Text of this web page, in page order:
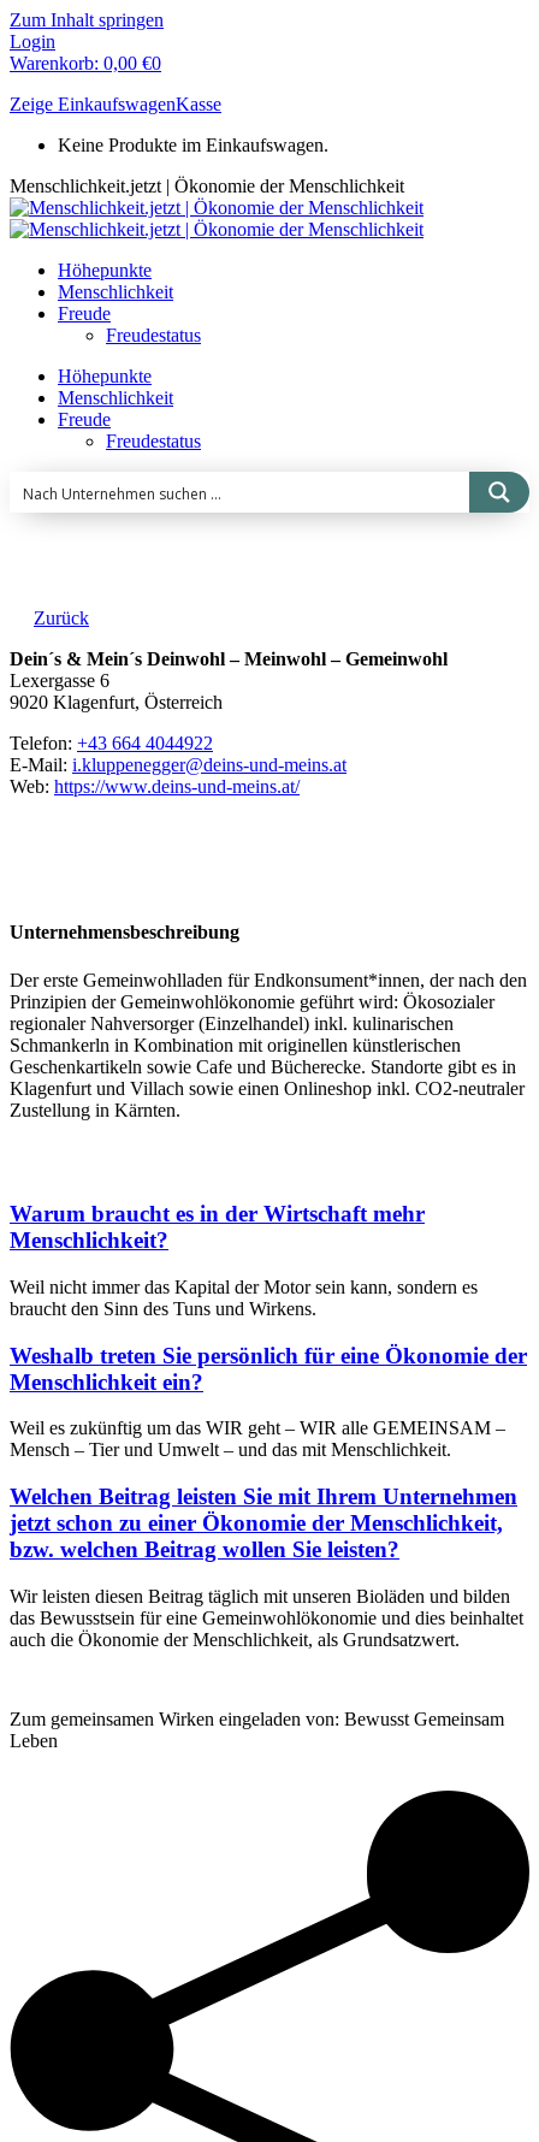
Zum Inhalt springen
Login
Warenkorb: 0,00 €0
Zeige EinkaufswagenKasse
Keine Produkte im Einkaufswagen.
Menschlichkeit.jetzt | Ökonomie der Menschlichkeit
Höhepunkte
Menschlichkeit
Freude
Freudestatus
Höhepunkte
Menschlichkeit
Freude
Freudestatus
Zurück
Dein´s & Mein´s Deinwohl – Meinwohl – Gemeinwohl
Lexergasse 6
9020 Klagenfurt, Österreich
Telefon: +43 664 4044922
E-Mail: i.kluppenegger@deins-und-meins.at
Web: https://www.deins-und-meins.at/
Unternehmensbeschreibung
Der erste Gemeinwohlladen für Endkonsument*innen, der nach den
Prinzipien der Gemeinwohlökonomie geführt wird: Ökosozialer
regionaler Nahversorger (Einzelhandel) inkl. kulinarischen
Schmankerln in Kombination mit originellen künstlerischen
Geschenkartikeln sowie Cafe und Bücherecke. Standorte gibt es in
Klagenfurt und Villach sowie einen Onlineshop inkl. CO2-neutraler
Zustellung in Kärnten.
Warum braucht es in der Wirtschaft mehr
Menschlichkeit?
Weil nicht immer das Kapital der Motor sein kann, sondern es
braucht den Sinn des Tuns und Wirkens.
Weshalb treten Sie persönlich für eine Ökonomie der
Menschlichkeit ein?
Weil es zukünftig um das WIR geht – WIR alle GEMEINSAM –
Mensch – Tier und Umwelt – und das mit Menschlichkeit.
Welchen Beitrag leisten Sie mit Ihrem Unternehmen
jetzt schon zu einer Ökonomie der Menschlichkeit,
bzw. welchen Beitrag wollen Sie leisten?
Wir leisten diesen Beitrag täglich mit unseren Bioläden und bilden
das Bewusstsein für eine Gemeinwohlökonomie und dies beinhaltet
auch die Ökonomie der Menschlichkeit, als Grundsatzwert.
Zum gemeinsamen Wirken eingeladen von: Bewusst Gemeinsam
Leben